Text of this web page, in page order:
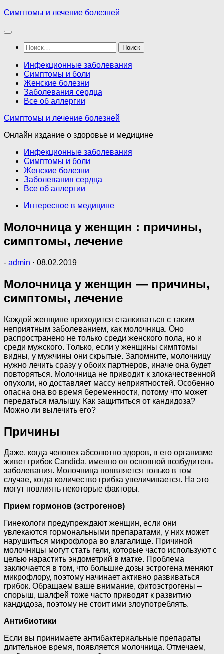
Перейти
содержимому
Симптомы и лечение болезней
Найти:
Инфекционные заболевания
Симптомы и боли
Женские болезни
Заболевания сердца
Все об аллергии
Симптомы и лечение болезней
Онлайн издание о здоровье и медицине
Инфекционные заболевания
Симптомы и боли
Женские болезни
Заболевания сердца
Все об аллергии
Интересное в медицине
Молочница у женщин : причины,
симптомы, лечение
- admin · 08.02.2019
Молочница у женщин — причины,
симптомы, лечение
Каждой женщине приходится сталкиваться с таким
неприятным заболеванием, как молочница. Оно
распространено не только среди женского пола, но и
среди мужского. Только, если у женщины симптомы
видны, у мужчины они скрытые. Запомните, молочницу
нужно лечить сразу у обоих партнеров, иначе она будет
повторяться. Молочница не приводит к злокачественной
опухоли, но доставляет массу неприятностей. Особенно
опасна она во время беременности, потому что может
передаться малышу. Как защититься от кандидоза?
Можно ли вылечить его?
Причины
Даже, когда человек абсолютно здоров, в его организме
живет грибок Candida, именно он основной возбудитель
заболевания. Молочница появляется только в том
случае, когда количество грибка увеличивается. На это
могут повлиять некоторые факторы.
Прием гормонов (эстрогенов)
Гинекологи предупреждают женщин, если они
увлекаются гормональными препаратами, у них может
нарушиться микрофлора во влагалище. Причиной
молочницы могут стать гели, которые часто используют с
целью нарастить эндометрий в матке. Проблема
заключается в том, что большие дозы эстрогена меняют
микрофлору, поэтому начинает активно развиваться
грибок. Обращаем ваше внимание, фитоэстрогены –
спорыш, шалфей тоже часто приводят к развитию
кандидоза, поэтому не стоит ими злоупотреблять.
Антибиотики
Если вы принимаете антибактериальные препараты
длительное время, появляется молочница. Отмечаем,